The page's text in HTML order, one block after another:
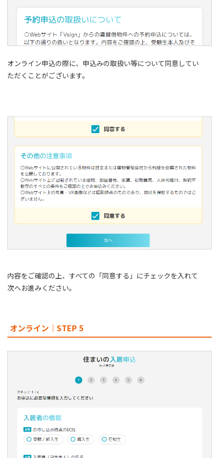
オンライン申込の際に、申込みの取扱い等について同意してい
ただくことがございます。
内容をご確認の上、すべての「同意する」にチェックを入れて
次へお進みください。
オンライン｜STEP 5